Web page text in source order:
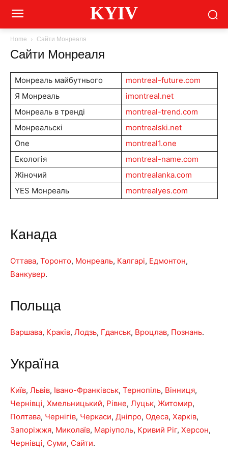
KYIV
Home Сайти Монреаля
Сайти Монреаля
Монреаль майбутнього
montreal-future.com
Я Монреаль
imontreal.net
Монреаль в тренді
montreal-trend.com
Монреальскі
montrealski.net
One
montreal1.one
Екологія
montreal-name.com
Жіночий
montrealanka.com
YES Монреаль
montrealyes.com
Канада
Оттава, Торонто, Монреаль, Калгарі, Едмонтон,
Ванкувер.
Польща
Варшава, Краків, Лодзь, Гданськ, Вроцлав, Познань.
Україна
Київ, Львів, Івано-Франківськ, Тернопіль, Вінниця,
Чернівці, Хмельницький, Рівне, Луцьк, Житомир,
Полтава, Чернігів, Черкаси, Дніпро, Одеса, Харків,
Запоріжжя, Миколаїв, Маріуполь, Кривий Ріг, Херсон,
Чернівці, Суми, Сайти.